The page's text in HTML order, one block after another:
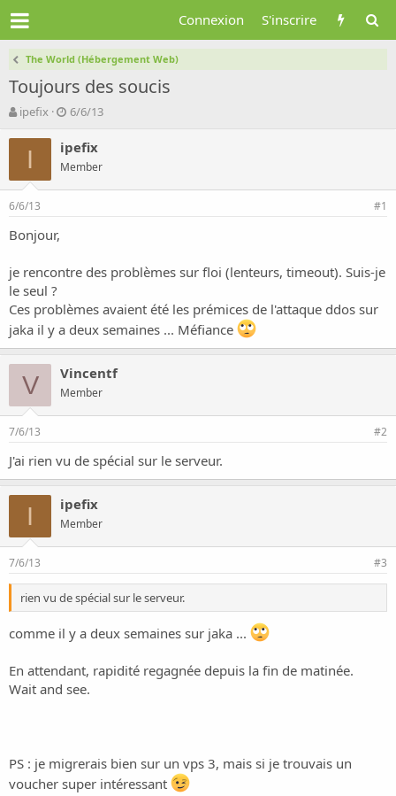
Connexion S'inscrire
The World (Hébergement Web)
Toujours des soucis
A
t
r
d
l
d
i
c
u
s
s
n
ipefix
D
t
d
e
t
6/6/13
I ipefix
Member
6/6/13 #1
Bonjour,
je rencontre des problèmes sur floi (lenteurs, timeout). Suis-je
le seul ?
Ces problèmes avaient été les prémices de l'attaque ddos sur
jaka il y a deux semaines ... Méfiance
V Vincentf
Member
7/6/13 #2
J'ai rien vu de spécial sur le serveur.
I ipefix
Member
7/6/13 #3
rien vu de spécial sur le serveur.
comme il y a deux semaines sur jaka ...
En attendant, rapidité regagnée depuis la fin de matinée.
Wait and see.
PS : je migrerais bien sur un vps 3, mais si je trouvais un
voucher super intéressant